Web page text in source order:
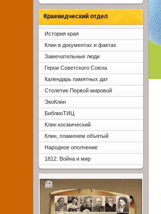
Краеведческий отдел
История края
Клин в документах и фактах
Замечательные люди
Герои Советского Союза
Календарь памятных дат
Столетие Первой мировой
ЭкоКлин
БиблиоТИЦ
Клин космический
Клин, пламенем объятый
Народное ополчение
1812. Война и мир